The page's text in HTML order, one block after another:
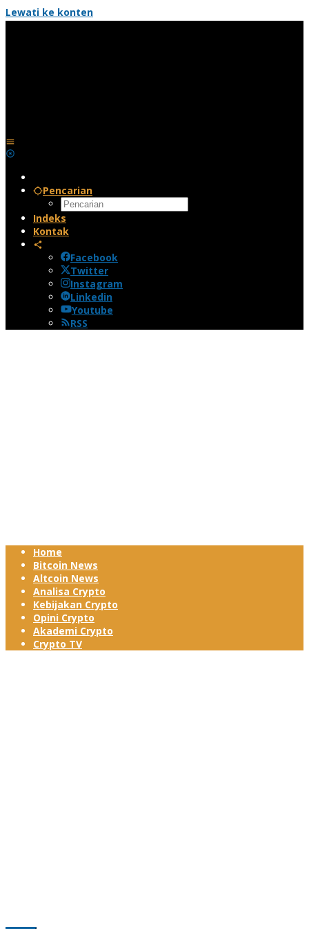
Lewati ke konten
Pencarian
Indeks
Kontak
Facebook
Twitter
Instagram
Linkedin
Youtube
RSS
Home
Bitcoin News
Altcoin News
Analisa Crypto
Kebijakan Crypto
Opini Crypto
Akademi Crypto
Crypto TV